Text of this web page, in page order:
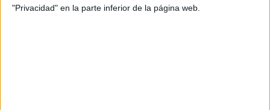
"Privacidad" en la parte inferior de la página web.
Uns dies després, van tornar a l’